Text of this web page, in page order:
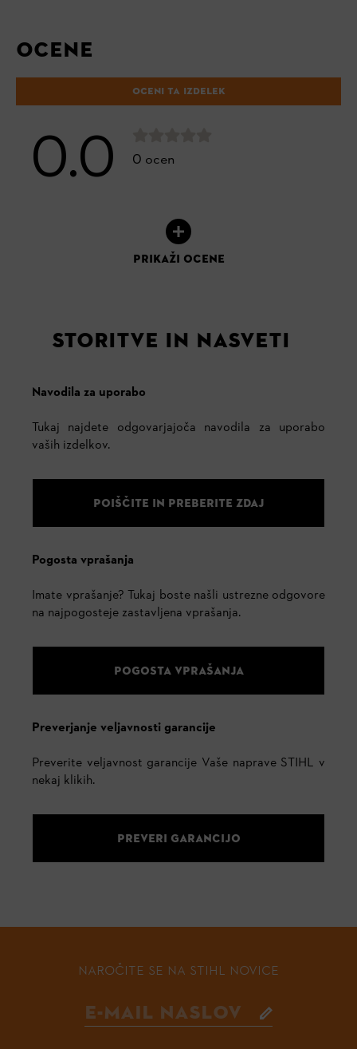
OCENE
OCENI TA IZDELEK
0.0 0 ocen
PRIKAŽI OCENE
STORITVE IN NASVETI
Navodila za uporabo
Tukaj najdete odgovarjajoča navodila za uporabo
vaših izdelkov.
POIŠČITE IN PREBERITE ZDAJ
Pogosta vprašanja
Imate vprašanje? Tukaj boste našli ustrezne odgovore
na najpogosteje zastavljena vprašanja.
POGOSTA VPRAŠANJA
Preverjanje veljavnosti garancije
Preverite veljavnost garancije Vaše naprave STIHL v
nekaj klikih.
PREVERI GARANCIJO
NAROČITE SE NA STIHL NOVICE